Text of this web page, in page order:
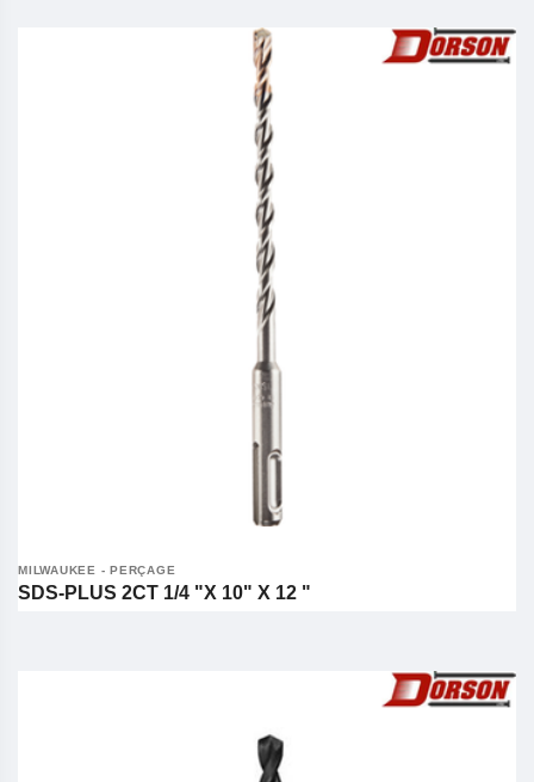
MILWAUKEE - PERÇAGE
SDS-PLUS 2CT 1/4 "X 10" X 12 "